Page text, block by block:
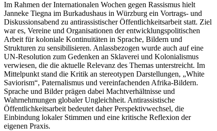
Im Rahmen der Internationalen Wochen gegen Rassismus hielt
Janneke Tiegna im Burkadushaus in Würzburg ein Vortrags- und
Diskussionsabend zu antirassistischer Öffentlichkeitsarbeit statt. Ziel
war es, Vereine und Organisationen der entwicklungspolitischen
Arbeit für koloniale Kontinuitäten in Sprache, Bildern und
Strukturen zu sensibilisieren. Anlassbezogen wurde auch auf eine
UN-Resolution zum Gedenken an Sklaverei und Kolonialismus
verwiesen, die die aktuelle Relevanz des Themas unterstreicht. Im
Mittelpunkt stand die Kritik an stereotypen Darstellungen, „White
Saviorism“, Paternalismus und vereinfachenden Afrika-Bildern.
Sprache und Bilder prägen dabei Machtverhältnisse und
Wahrnehmungen globaler Ungleichheit. Antirassistische
Öffentlichkeitsarbeit bedeutet daher Perspektivwechsel, die
Einbindung lokaler Stimmen und eine kritische Reflexion der
eigenen Praxis.